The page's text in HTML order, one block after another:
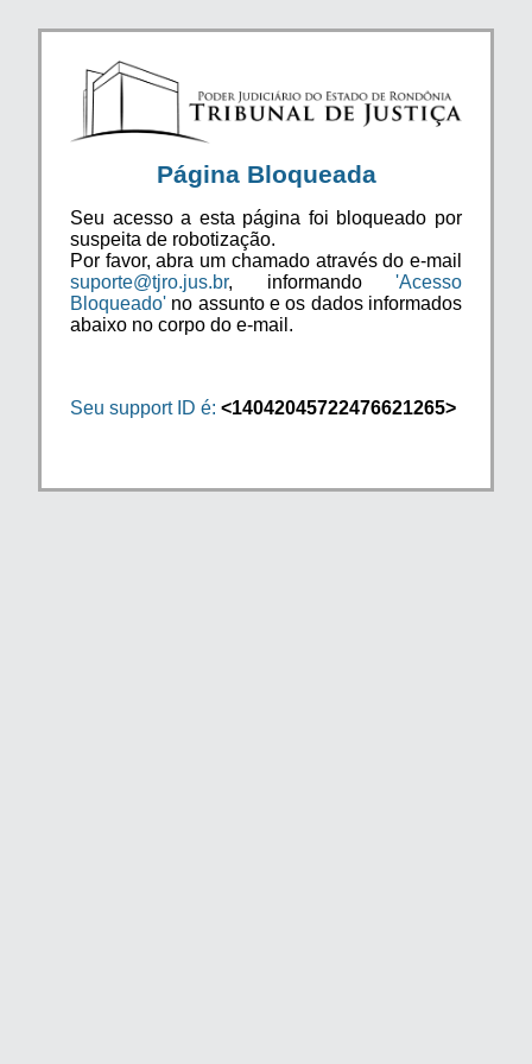
Página Bloqueada
Seu acesso a esta página foi bloqueado por
suspeita de robotização.
Por favor, abra um chamado através do e-mail
suporte@tjro.jus.br, informando 'Acesso
Bloqueado' no assunto e os dados informados
abaixo no corpo do e-mail.
Seu support ID é: <14042045722476621265>